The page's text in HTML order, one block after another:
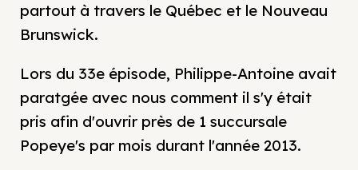
partout à travers le Québec et le Nouveau
Brunswick.
Lors du 33e épisode, Philippe-Antoine avait
paratgée avec nous comment il s'y était
pris afin d'ouvrir près de 1 succursale
Popeye's par mois durant l'année 2013.